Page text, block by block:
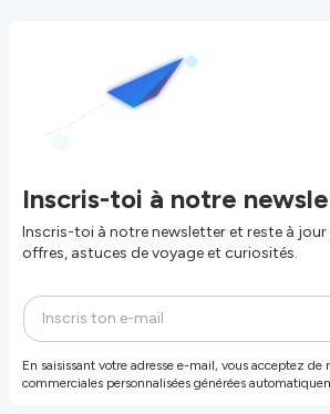
Inscris-toi à notre
Inscris-toi à notre newsletter et reste à jour
offres, astuces de voyage et curiosités.
En saisissant votre adresse e-mail, vous acceptez de
commerciales personnalisées générées